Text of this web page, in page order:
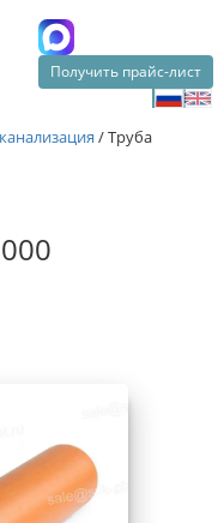
Получить прайс-лист
/Труба